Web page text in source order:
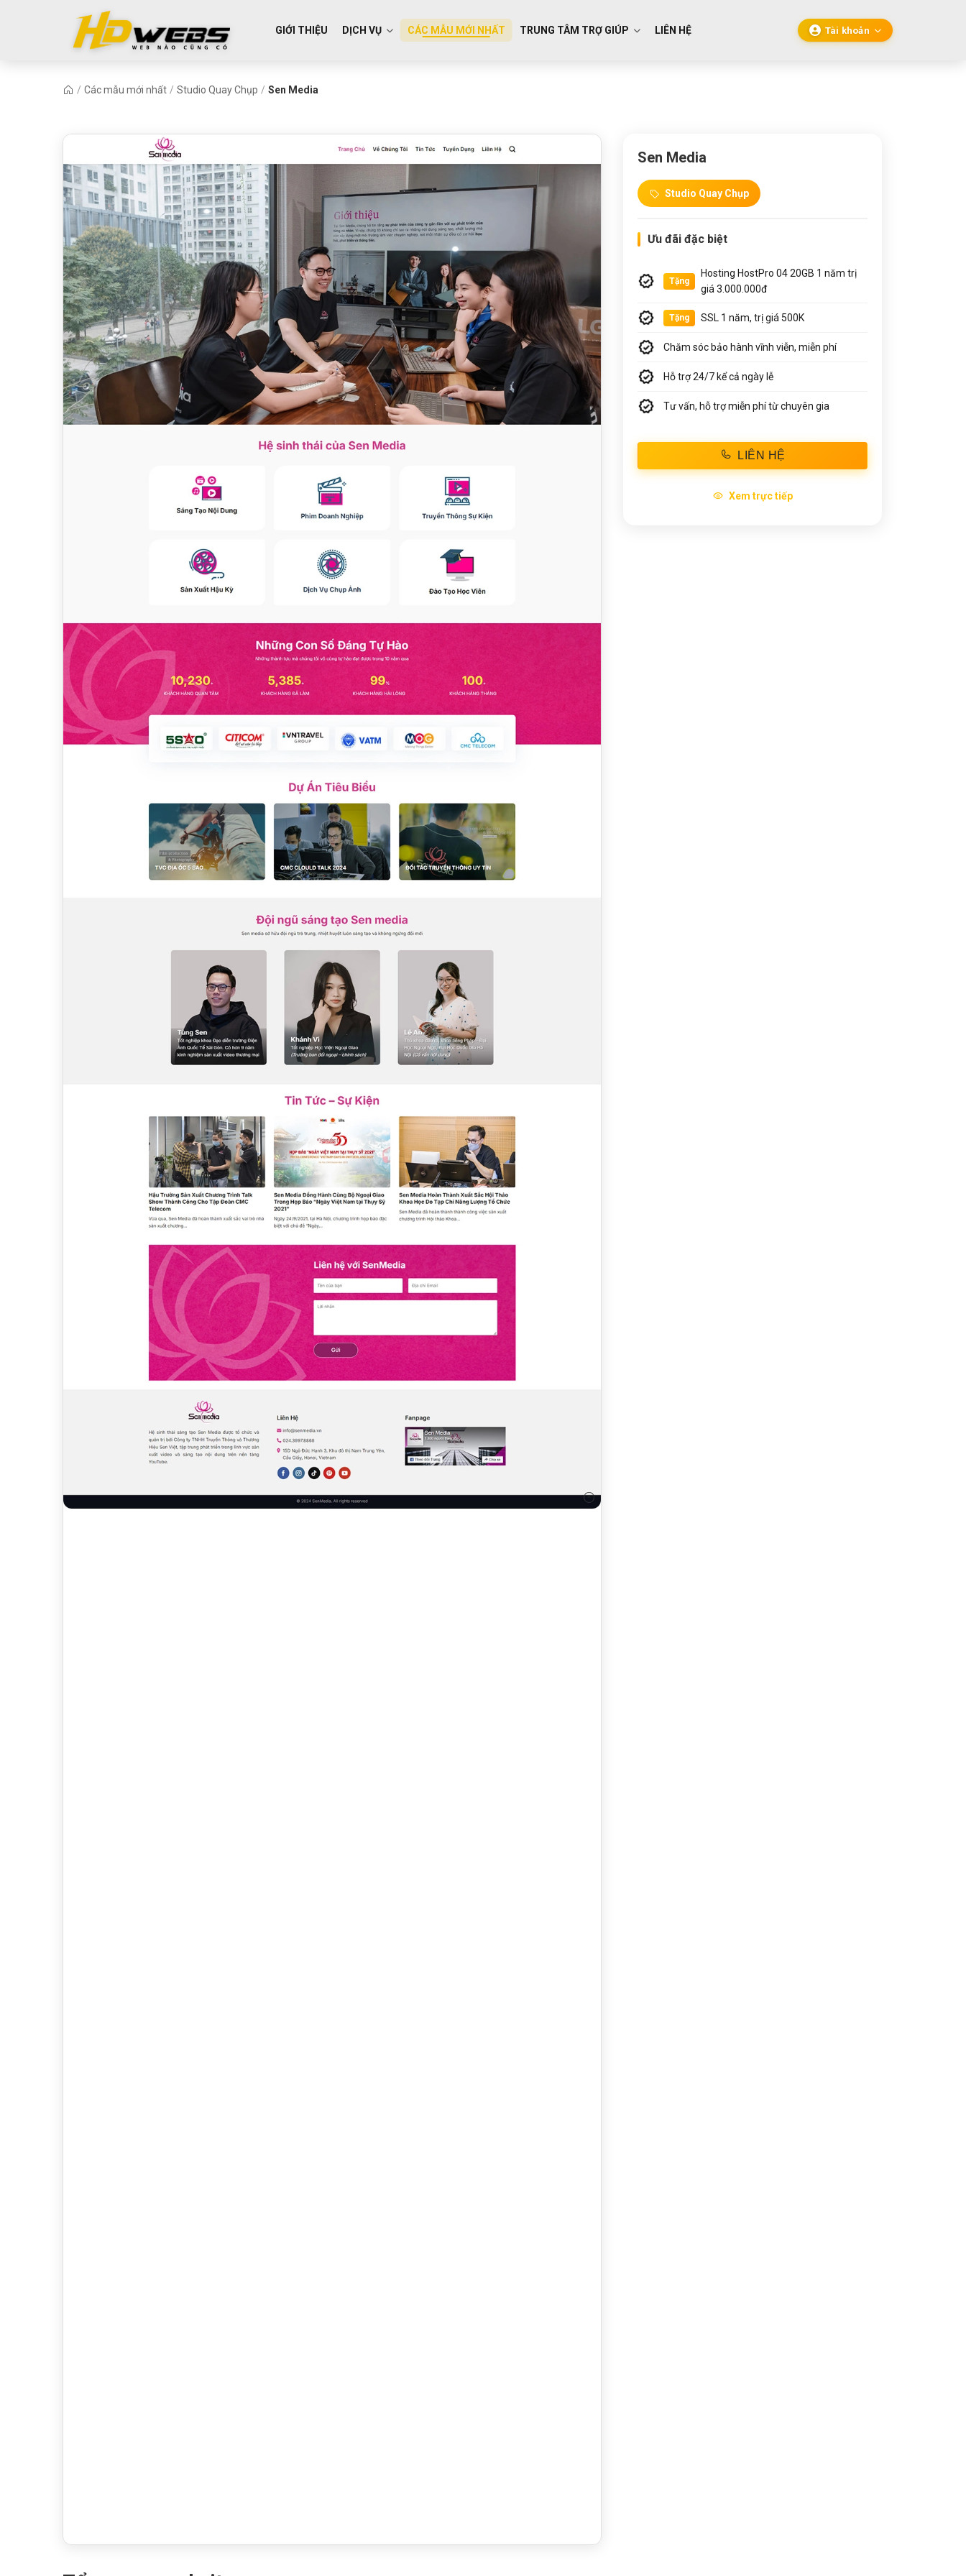
GIỚI THIỆU DỊCH VỤ CÁC MẪU MỚI NHẤT TRUNG TÂM TRỢ GIÚP LIÊN HỆ Tài khoản
/ Các mẫu mới nhất / Studio Quay Chụp / Sen Media
Sen Media
Studio Quay Chụp
Ưu đãi đặc biệt
Tặng
Hosting HostPro 04 20GB 1 năm trị
giá 3.000.000đ
Tặng SSL 1 năm, trị giá 500K
Chăm sóc bảo hành vĩnh viễn, miễn phí
Hỗ trợ 24/7 kể cả ngày lễ
Tư vấn, hỗ trợ miễn phí từ chuyên gia
LIÊN HỆ
Xem trực tiếp